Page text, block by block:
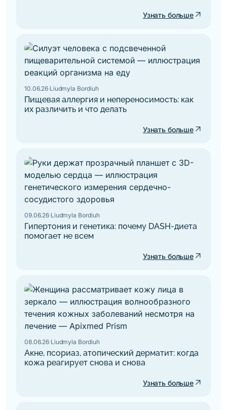
Узнать больше arrow_outward
10.06.26·Liudmyla Bordiuh
Пищевая аллергия и непереносимость: как
их различить и что делать
Узнать больше arrow_outward
09.06.26·Liudmyla Bordiuh
Гипертония и генетика: почему DASH-диета
помогает не всем
Узнать больше arrow_outward
08.06.26·Liudmyla Bordiuh
Акне, псориаз, атопический дерматит: когда
кожа реагирует снова и снова
Узнать больше arrow_outward